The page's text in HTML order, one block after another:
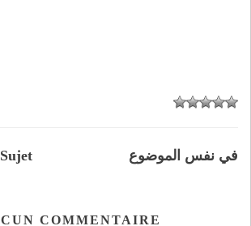
في نفس الموضوع
COMMENTAIRE